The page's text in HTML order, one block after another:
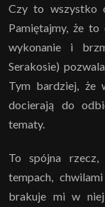
Czy to wszystko
Pamiętajmy, że
wykonanie i
Serakosie)
Tym bardziej, że
docierają do
tematy.
To spójna rzecz,
tempach,
brakuje mi w niej